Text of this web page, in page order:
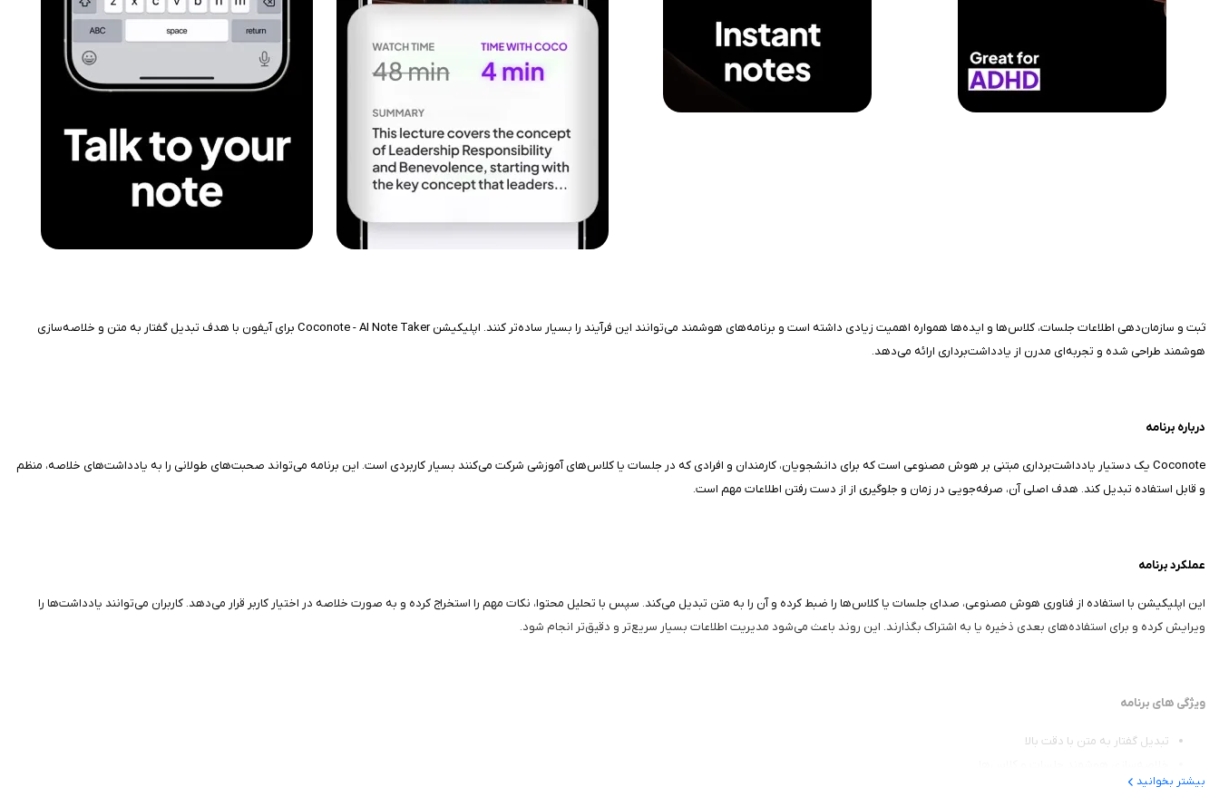
ثبت و سازمان‌دهی اطلاعات جلسات، کلاس‌ها و ایده‌ها همواره اهمیت زیادی داشته است و برنامه‌های هوشمند می‌توانند این فرآیند را بسیار ساده‌تر کنند. اپلیکیشن Coconote - AI Note Taker برای آیفون با هدف تبدیل گفتار به متن و خلاصه‌سازی
هوشمند طراحی شده و تجربه‌ای مدرن از یادداشت‌برداری ارائه می‌دهد.
درباره برنامه
Coconote یک دستیار یادداشت‌برداری مبتنی بر هوش مصنوعی است که برای دانشجویان، کارمندان و افرادی که در جلسات یا کلاس‌های آموزشی شرکت می‌کنند بسیار کاربردی است. این برنامه می‌تواند صحبت‌های طولانی را به یادداشت‌های خلاصه، منظم
و قابل استفاده تبدیل کند. هدف اصلی آن، صرفه‌جویی در زمان و جلوگیری از از دست رفتن اطلاعات مهم است.
عملکرد برنامه
این اپلیکیشن با استفاده از فناوری هوش مصنوعی، صدای جلسات یا کلاس‌ها را ضبط کرده و آن را به متن تبدیل می‌کند. سپس با تحلیل محتوا، نکات مهم را استخراج کرده و به صورت خلاصه در اختیار کاربر قرار می‌دهد. کاربران می‌توانند یادداشت‌ها را
ویرایش کرده و برای استفاده‌های بعدی ذخیره یا به اشتراک بگذارند. این روند باعث می‌شود مدیریت اطلاعات بسیار سریع‌تر و دقیق‌تر انجام شود.
ویژگی‌ های برنامه
تبدیل گفتار به متن با دقت بالا
بیشتر بخوانید